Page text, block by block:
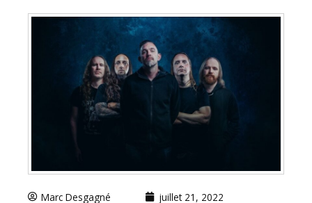
Marc Desgagné
juillet 21, 2022